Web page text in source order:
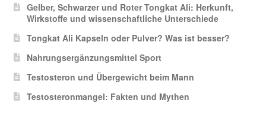
Gelber, Schwarzer und Roter Tongkat Ali: Herkunft,
Wirkstoffe und wissenschaftliche Unterschiede
Tongkat Ali Kapseln oder Pulver? Was ist besser?
Nahrungsergänzungsmittel Sport
Testosteron und Übergewicht beim Mann
Testosteronmangel: Fakten und Mythen